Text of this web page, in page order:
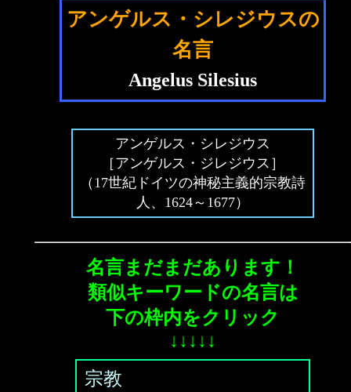
アンゲルス・シレジウスの
名言
Angelus Silesius
アンゲルス・シレジウス
［アンゲルス・ジレジウス］
（17世紀ドイツの神秘主義的宗教詩
人、1624～1677）
名言まだまだあります！
類似キーワードの名言は
下の枠内をクリック
↓↓↓↓↓
宗教